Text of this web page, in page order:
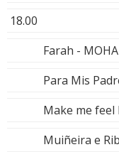
18.00
Farah -
Para Mis
Make me feel
Muiñeira e